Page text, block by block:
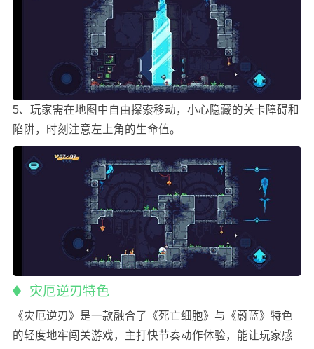
5、玩家需在地图中自由探索移动，小心隐藏的关卡障碍和
陷阱，时刻注意左上角的生命值。
灾厄逆刃特色
《灾厄逆刃》是一款融合了《死亡细胞》与《蔚蓝》特色
的轻度地牢闯关游戏，主打快节奏动作体验，能让玩家感